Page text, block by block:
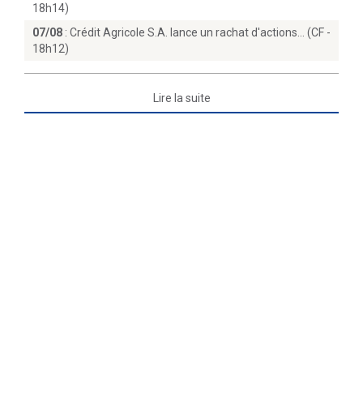
18h14)
07/08 : Crédit Agricole S.A. lance un rachat d'actions… (CF -
18h12)
Lire la suite